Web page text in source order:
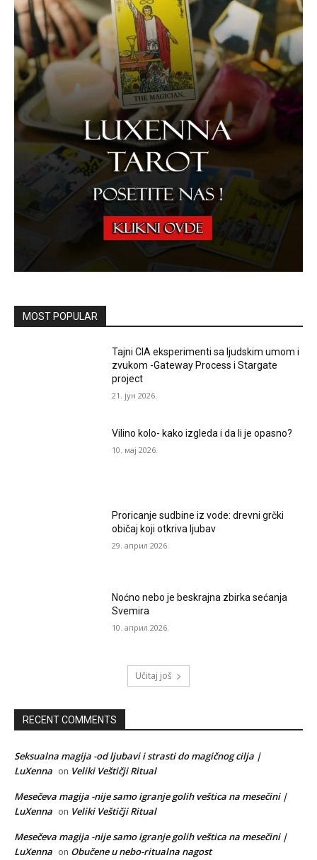
MOST POPULAR
Tajni CIA eksperimenti sa ljudskim umom i
zvukom -Gateway Process i Stargate
project
21. јун 2026.
Vilino kolo- kako izgleda i da li je opasno?
10. мај 2026.
Proricanje sudbine iz vode: drevni grčki
običaj koji otkriva ljubav
29. април 2026.
Noćno nebo je beskrajna zbirka sećanja
Svemira
10. април 2026.
Učitaj još
RECENT COMMENTS
Seksualna magija -od ljubavi i strasti do magičnog cilja |
LuXenna on Veliki Veštičji Ritual
Mesečeva magija -nije samo igranje golih veštica na mesečini |
LuXenna on Veliki Veštičji Ritual
Mesečeva magija -nije samo igranje golih veštica na mesečini |
LuXenna on Obučene u nebo-ritualna nagost